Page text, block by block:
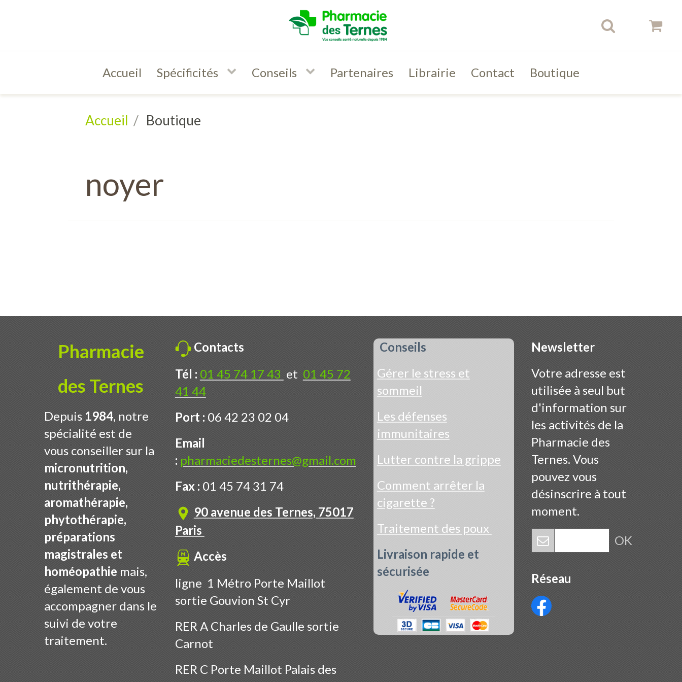
Accueil Spécificités Conseils Partenaires Librairie Contact Boutique
Accueil Boutique
noyer
Pharmacie
des Ternes
Depuis 1984, notre
spécialité est de
vous conseiller sur la
micronutrition,
nutrithérapie,
aromathérapie,
phytothérapie,
préparations
magistrales et
homéopathie mais,
également de vous
accompagner dans le
suivi de votre
traitement.
Contacts
Tél : 01 45 74 17 43 et 01 45 72
41 44
Port : 06 42 23 02 04
Email
: pharmaciedesternes@gmail.com
Fax : 01 45 74 31 74
90 avenue des Ternes, 75017
Paris
Accès
ligne 1 Métro Porte Maillot
sortie Gouvion St Cyr
RER A Charles de Gaulle sortie
Carnot
RER C Porte Maillot Palais des
Conseils
Gérer le stress et
sommeil
Les défenses
immunitaires
Lutter contre la grippe
Comment arrêter la
cigarette ?
Traitement des poux
Livraison rapide et
sécurisée
Newsletter
Votre adresse est
utilisée à seul but
d'information sur
les activités de la
Pharmacie des
Ternes. Vous
pouvez vous
désinscrire à tout
moment.
OK
Réseau